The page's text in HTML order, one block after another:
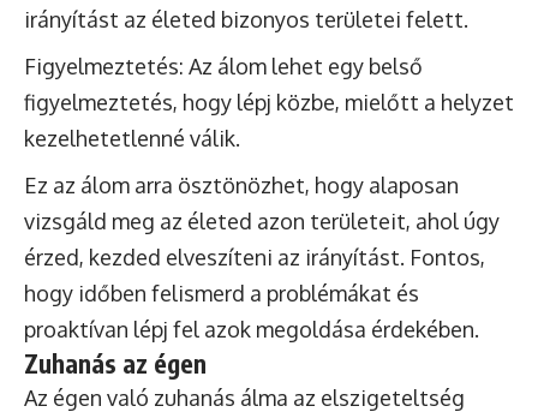
irányítást az életed bizonyos területei felett.
Figyelmeztetés: Az álom lehet egy belső
figyelmeztetés, hogy lépj közbe, mielőtt a helyzet
kezelhetetlenné válik.
Ez az álom arra ösztönözhet, hogy alaposan
vizsgáld meg az életed azon területeit, ahol úgy
érzed, kezded elveszíteni az irányítást. Fontos,
hogy időben felismerd a problémákat és
proaktívan lépj fel azok megoldása érdekében.
Zuhanás az égen
Az égen való zuhanás álma az elszigeteltség